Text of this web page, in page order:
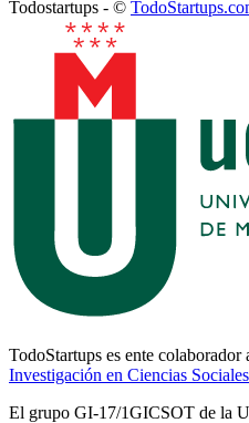
Todostartups - ©
TodoStartups es ente colaborador
Investigación en Ciencias
El grupo GI-17/1GICSOT de la